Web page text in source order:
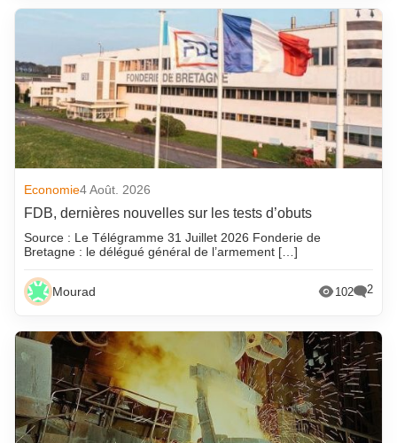
Economie4 Août. 2026
FDB, dernières nouvelles sur les tests d’obuts
Source : Le Télégramme 31 Juillet 2026 Fonderie de
Bretagne : le délégué général de l’armement […]
Mourad 102 2